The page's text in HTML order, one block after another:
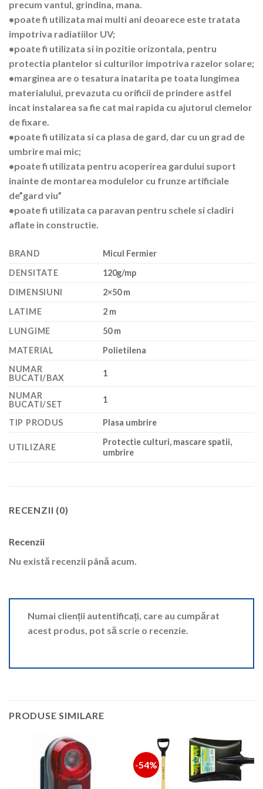
precum vantul, grindina, mana.
•poate fi utilizata mai multi ani deoarece este tratata
impotriva radiatiilor UV;
•poate fi utilizata si in pozitie orizontala, pentru
protectia plantelor si culturilor impotriva razelor solare;
•marginea are o tesatura inatarita pe toata lungimea
materialului, prevazuta cu orificii de prindere astfel
incat instalarea sa fie cat mai rapida cu ajutorul clemelor
de fixare.
•poate fi utilizata si ca plasa de gard, dar cu un grad de
umbrire mai mic;
•poate fi utilizata pentru acoperirea gardului suport
inainte de montarea modulelor cu frunze artificiale
de”gard viu”
•poate fi utilizata ca paravan pentru schele si cladiri
aflate in constructie.
BRAND
Micul Fermier
DENSITATE
120g/mp
DIMENSIUNI
2×50 m
LATIME
2 m
LUNGIME
50 m
MATERIAL
Polietilena
NUMAR
BUCATI/BAX
1
NUMAR
BUCATI/SET
1
TIP PRODUS Plasa umbrire
UTILIZARE
Protectie culturi, mascare spatii,
umbrire
RECENZII (0)
Recenzii
Nu există recenzii până acum.
Numai clienții autentificați, care au cumpărat
acest produs, pot să scrie o recenzie.
PRODUSE SIMILARE
-54%